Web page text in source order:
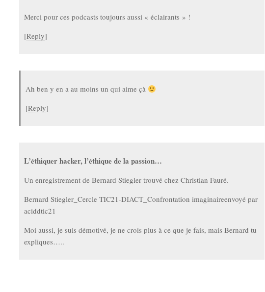
Merci pour ces podcasts toujours aussi « éclairants » !
[Reply]
Ah ben y en a au moins un qui aime çà
[Reply]
L’éthiquer hacker, l’éthique de la passion…
Un enregistrement de Bernard Stiegler trouvé chez Christian Fauré.
Bernard Stiegler_Cercle TIC21-DIACT_Confrontation imaginaireenvoyé par
aciddtic21
Moi aussi, je suis démotivé, je ne crois plus à ce que je fais, mais Bernard tu
expliques…..